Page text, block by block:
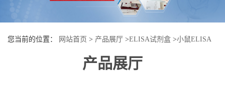
页
您当前的位置： 网站首页 > 产品展厅 >ELISA试剂盒 >小鼠ELISA
小鼠过氧化氢酶(CAT)酶联免疫试剂盒
产品展厅